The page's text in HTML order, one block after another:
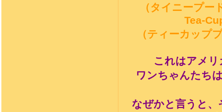
（タイニープー
Tea-
（ティーカップ
これはアメ
ワンちゃんたち
なぜかと言うと